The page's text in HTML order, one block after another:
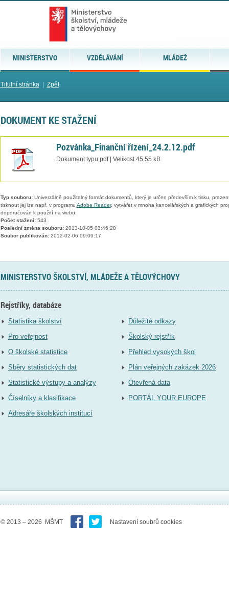
MINISTERSTVO VZDĚLÁVÁNÍ MLÁDEŽ
Titulní stránka| Zpět
DOKUMENT KE STAŽENÍ
Pozvánka_Finanční řízení_24.2.12.pdf
Dokument typu pdf | Velikost 45,55 kB
Typ souboru:Univerzálně použitelný formát dokumentů, který je určen především k tisku,
tisknout jej lze např. v programu Adobe Reader, vytvářet v mnoha kancelářských a grafických
doporučován k použití na webu.
Počet stažení:543
Poslední změna souboru:2013-10-05 03:46:28
Soubor publikován:2012-02-06 09:09:17
MINISTERSTVO ŠKOLSTVÍ, MLÁDEŽE A TĚLOVÝCHOVY
Rejstříky, databáze
Statistika školství
Pro veřejnost
O školské statistice
Sběry statistických dat
Statistické výstupy a analýzy
Číselníky a klasifikace
Adresáře školských institucí
Důležité odkazy
Školský rejstřík
Přehled vysokých škol
Plán veřejných zakázek 2026
Otevřená data
PORTÁL YOUR EUROPE
© 2013 – 2026 MŠMT Nastavení soubrů cookies